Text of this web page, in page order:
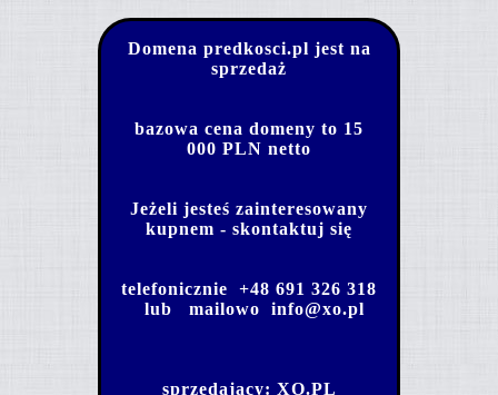
Domena predkosci.pl jest na
sprzedaż
bazowa cena domeny to 15
000 PLN netto
Jeżeli jesteś zainteresowany
kupnem - skontaktuj się
telefonicznie +48 691 326 318
lub mailowo info@xo.pl
sprzedający: XO.PL